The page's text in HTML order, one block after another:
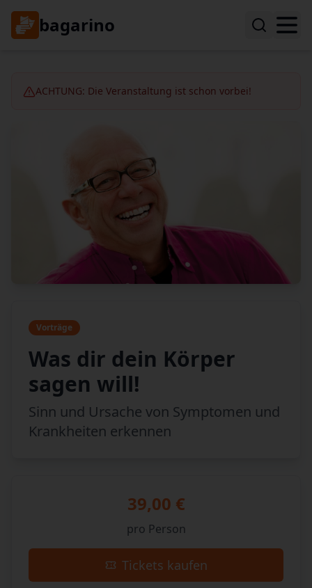
bagarino
ACHTUNG: Die Veranstaltung ist schon vorbei!
Vorträge
Was dir dein Körper
sagen will!
Sinn und Ursache von Symptomen und
Krankheiten erkennen
39,00 €
pro Person
Tickets kaufen